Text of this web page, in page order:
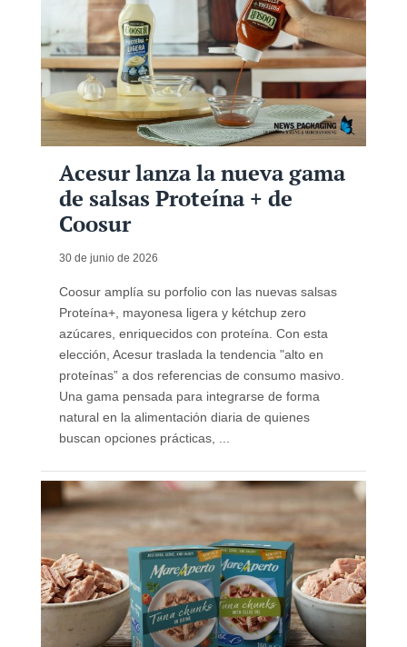
Acesur lanza la nueva gama
de salsas Proteína + de
Coosur
30 de junio de 2026
Coosur amplía su porfolio con las nuevas salsas
Proteína+, mayonesa ligera y kétchup zero
azúcares, enriquecidos con proteína. Con esta
elección, Acesur traslada la tendencia "alto en
proteínas” a dos referencias de consumo masivo.
Una gama pensada para integrarse de forma
natural en la alimentación diaria de quienes
buscan opciones prácticas, ...